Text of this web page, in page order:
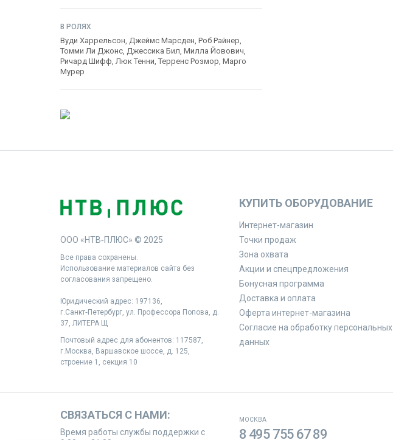
В РОЛЯХ
Вуди Харрельсон, Джеймс Марсден, Роб Райнер,
Томми Ли Джонс, Джессика Бил, Милла Йовович,
Ричард Шифф, Люк Тенни, Терренс Розмор, Марго
Мурер
ООО «НТВ‑ПЛЮС» © 2025
Все права сохранены.
Использование материалов сайта без
согласования запрещено.
Юридический адрес: 197136,
г.Санкт‑Петербург, ул. Профессора Попова, д.
37, ЛИТЕРА Щ
Почтовый адрес для абонентов: 117587,
г.Москва, Варшавское шоссе, д. 125,
строение 1, секция 10
КУПИТЬ ОБОРУДОВАНИЕ
Интернет-магазин
Точки продаж
Зона охвата
Акции и спецпредложения
Бонусная программа
Доставка и оплата
Оферта интернет-магазина
Согласие на обработку персональных
данных
СВЯЗАТЬСЯ С НАМИ:
Время работы службы поддержки с
МОСКВА
8 495 755 67 89